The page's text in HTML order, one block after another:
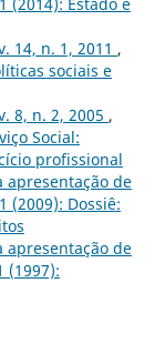
14, n. 1, 2011 ,
sociais e
8, n. 2, 2005 ,
Social:
profissional
apresentação de
(2009): Dossiê:
apresentação de
(1997):